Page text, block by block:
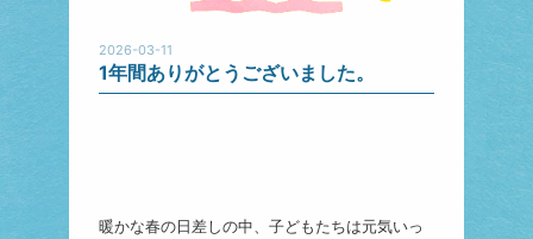
2026-03-11
1年間ありがとうございました。
暖かな春の日差しの中、子どもたちは元気いっ